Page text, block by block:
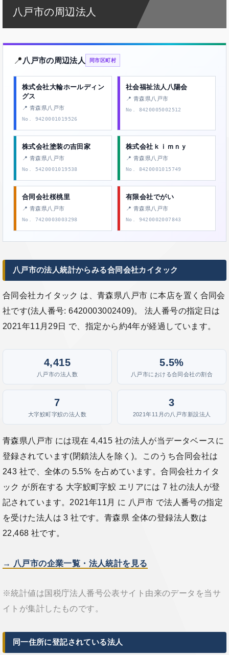
八戸市の周辺法人
📍 八戸市の周辺法人 同市区町村
株式会社大輪ホールディン
グス
📍 青森県八戸市
No. 9420001019526
社会福祉法人八陽会
📍 青森県八戸市
No. 8420005002512
株式会社塗装の吉田家
📍 青森県八戸市
No. 5420001019538
株式会社ｋｉｍｎｙ
📍 青森県八戸市
No. 8420001015749
合同会社桜桃里
📍 青森県八戸市
No. 7420003003298
有限会社でがい
📍 青森県八戸市
No. 9420002007843
八戸市の法人統計からみる合同会社カイタック
合同会社カイタック は、青森県八戸市 に本店を置く合同会
社です(法人番号: 6420003002409)。 法人番号の指定日は
2021年11月29日 で、指定から約4年が経過しています。
4,415
八戸市の法人数
5.5%
八戸市における合同会社の割合
7
大字鮫町字鮫の法人数
3
2021年11月の八戸市新設法人
青森県八戸市 には現在 4,415 社の法人が当データベースに
登録されています(閉鎖法人を除く)。このうち合同会社は
243 社で、全体の 5.5% を占めています。合同会社カイタ
ック が所在する 大字鮫町字鮫 エリアには 7 社の法人が登
記されています。2021年11月 に 八戸市 で法人番号の指定
を受けた法人は 3 社です。青森県 全体の登録法人数は
22,468 社です。
→ 八戸市の企業一覧・法人統計を見る
※統計値は国税庁法人番号公表サイト由来のデータを当サ
イトが集計したものです。
同一住所に登記されている法人